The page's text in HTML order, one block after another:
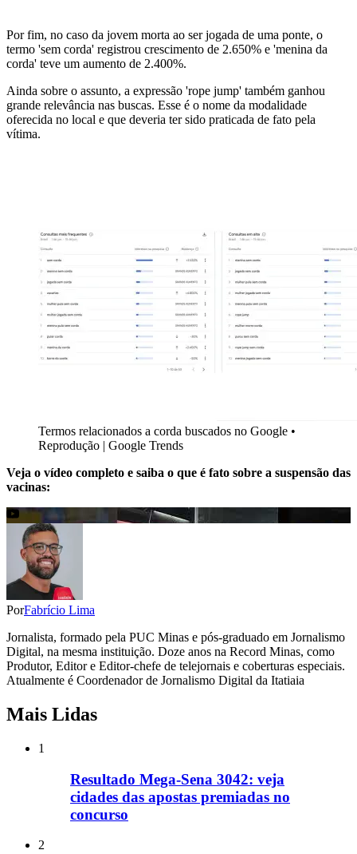
Por fim, no caso da jovem morta ao ser jogada de uma ponte, o
termo 'sem corda' registrou crescimento de 2.650% e 'menina da
corda' teve um aumento de 2.400%.
Ainda sobre o assunto, a expressão 'rope jump' também ganhou
grande relevância nas buscas. Esse é o nome da modalidade
oferecida no local e que deveria ter sido praticada de fato pela
vítima.
Termos relacionados a corda buscados no Google •
Reprodução | Google Trends
Veja o vídeo completo e saiba o que é fato sobre a suspensão das
vacinas:
PorFabrício Lima
Jornalista, formado pela PUC Minas e pós-graduado em Jornalismo
Digital, na mesma instituição. Doze anos na Record Minas, como
Produtor, Editor e Editor-chefe de telejornais e coberturas especiais.
Atualmente é Coordenador de Jornalismo Digital da Itatiaia
Mais Lidas
1
Resultado Mega-Sena 3042: veja
cidades das apostas premiadas no
concurso
2